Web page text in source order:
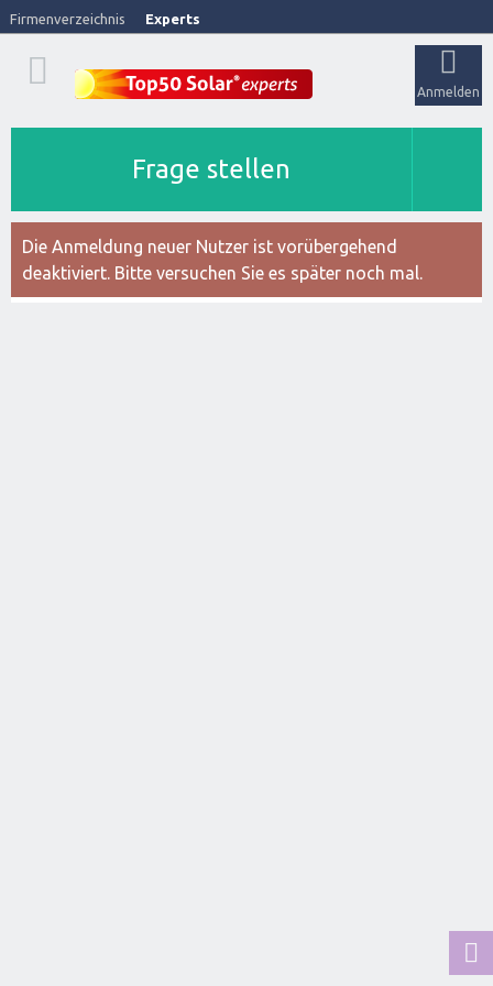
Firmenverzeichnis Experts
Anmelden
Frage stellen
Die Anmeldung neuer Nutzer ist vorübergehend
deaktiviert. Bitte versuchen Sie es später noch mal.